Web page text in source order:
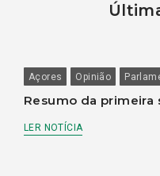
Açores Opinião
Resumo da primeira
LER NOTÍCIA